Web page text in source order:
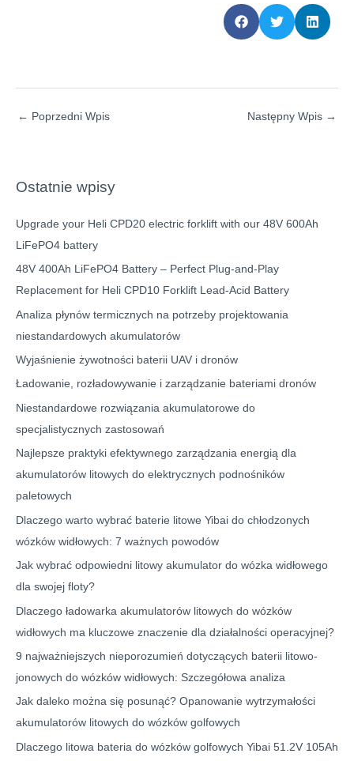
← Poprzedni Wpis Następny Wpis →
Ostatnie wpisy
Upgrade your Heli CPD20 electric forklift with our 48V 600Ah
LiFePO4 battery
48V 400Ah LiFePO4 Battery – Perfect Plug-and-Play
Replacement for Heli CPD10 Forklift Lead-Acid Battery
Analiza płynów termicznych na potrzeby projektowania
niestandardowych akumulatorów
Wyjaśnienie żywotności baterii UAV i dronów
Ładowanie, rozładowywanie i zarządzanie bateriami dronów
Niestandardowe rozwiązania akumulatorowe do
specjalistycznych zastosowań
Najlepsze praktyki efektywnego zarządzania energią dla
akumulatorów litowych do elektrycznych podnośników
paletowych
Dlaczego warto wybrać baterie litowe Yibai do chłodzonych
wózków widłowych: 7 ważnych powodów
Jak wybrać odpowiedni litowy akumulator do wózka widłowego
dla swojej floty?
Dlaczego ładowarka akumulatorów litowych do wózków
widłowych ma kluczowe znaczenie dla działalności operacyjnej?
9 najważniejszych nieporozumień dotyczących baterii litowo-
jonowych do wózków widłowych: Szczegółowa analiza
Jak daleko można się posunąć? Opanowanie wytrzymałości
akumulatorów litowych do wózków golfowych
Dlaczego litowa bateria do wózków golfowych Yibai 51.2V 105Ah